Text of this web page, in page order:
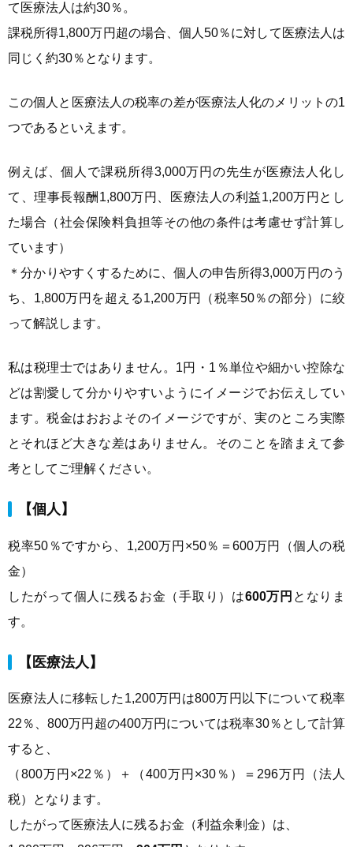
て医療法人は約30％。
課税所得1,800万円超の場合、個人50％に対して医療法人は
同じく約30％となります。
この個人と医療法人の税率の差が医療法人化のメリットの1
つであるといえます。
例えば、個人で課税所得3,000万円の先生が医療法人化し
て、理事長報酬1,800万円、医療法人の利益1,200万円とし
た場合（社会保険料負担等その他の条件は考慮せず計算し
ています）
＊分かりやすくするために、個人の申告所得3,000万円のう
ち、1,800万円を超える1,200万円（税率50％の部分）に絞
って解説します。
私は税理士ではありません。1円・1％単位や細かい控除な
どは割愛して分かりやすいようにイメージでお伝えしてい
ます。税金はおおよそのイメージですが、実のところ実際
とそれほど大きな差はありません。そのことを踏まえて参
考としてご理解ください。
【個人】
税率50％ですから、1,200万円×50％＝600万円（個人の税
金）
したがって個人に残るお金（手取り）は600万円 となりま
す。
【医療法人】
医療法人に移転した1,200万円は800万円以下について税率
22％、800万円超の400万円については税率30％として計算
すると、
（800万円×22％）＋（400万円×30％）＝296万円（法人
税）となります。
したがって医療法人に残るお金（利益余剰金）は、